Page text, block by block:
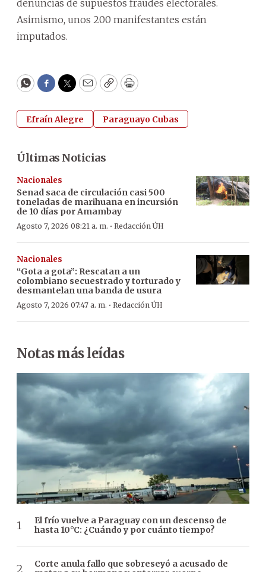
denuncias de supuestos fraudes electorales.
Asimismo, unos 200 manifestantes están
imputados.
WhatsApp
Facebook
Twitter
EmailCopyPrint
Efraín Alegre Paraguayo Cubas
Últimas Noticias
Nacionales
Senad saca de circulación casi 500
toneladas de marihuana en incursión
de 10 días por Amambay
Agosto 7, 2026 08:21 a. m. · Redacción ÚH
Nacionales
“Gota a gota”: Rescatan a un
colombiano secuestrado y torturado y
desmantelan una banda de usura
Agosto 7, 2026 07:47 a. m. · Redacción ÚH
Notas más leídas
El frío vuelve a Paraguay con un descenso de
hasta 10°C: ¿Cuándo y por cuánto tiempo?
Corte anula fallo que sobreseyó a acusado de